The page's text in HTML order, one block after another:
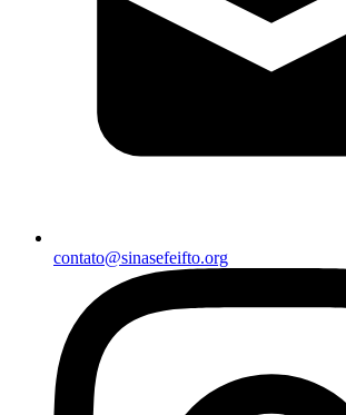
contato@sinasefeifto.org